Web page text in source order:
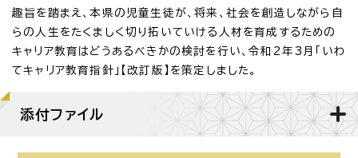
趣旨を踏まえ、本県の児童生徒が、将来、社会を創造しながら自
らの人生をたくましく切り拓いていける人材を育成するための
キャリア教育はどうあるべきかの検討を行い、令和2年3月「いわ
てキャリア教育指針」【改訂版】を策定しました。
添付ファイル